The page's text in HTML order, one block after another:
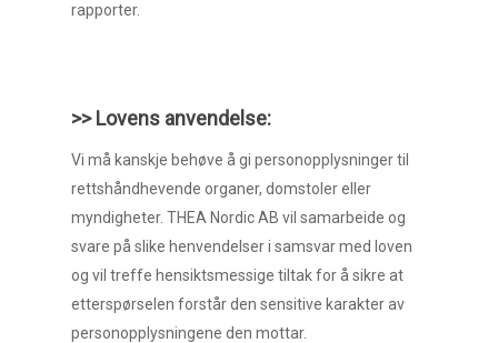
rapporter.
>> Lovens anvendelse:
Vi må kanskje behøve å gi personopplysninger til
rettshåndhevende organer, domstoler eller
myndigheter. THEA Nordic AB vil samarbeide og
svare på slike henvendelser i samsvar med loven
og vil treffe hensiktsmessige tiltak for å sikre at
etterspørselen forstår den sensitive karakter av
personopplysningene den mottar.